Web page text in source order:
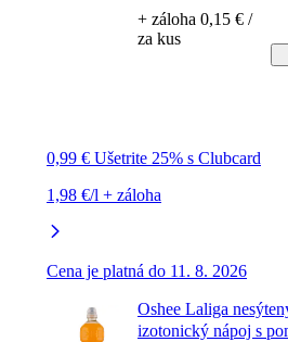
0,99 € Ušetrite 25% s Clubcard
1,98 €/l + záloha
Cena je platná do 11. 8. 2026
+ záloha 0,15 € /
za kus
Oshee Laliga
izotonický nápoj s